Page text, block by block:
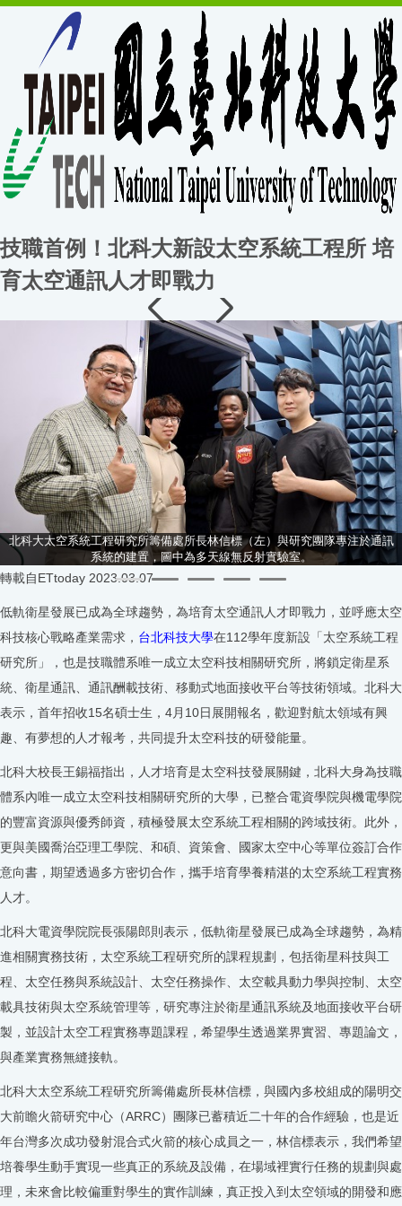
技職首例！北科大新設太空系統工程所 培
育太空通訊人才即戰力
北科大太空系統工程研究所籌備處所長林信標（左）與研究團隊專注於通訊
系統的建置，圖中為多天線無反射實驗室。
轉載自ETtoday 2023.03.07
低軌衛星發展已成為全球趨勢，為培育太空通訊人才即戰力，並呼應太空
科技核心戰略產業需求， 台北科技大學在112學年度新設「太空系統工程
研究所」，也是技職體系唯一成立太空科技相關研究所，將鎖定衛星系
統、衛星通訊、通訊酬載技術、移動式地面接收平台等技術領域。北科大
表示，首年招收15名碩士生，4月10日展開報名，歡迎對航太領域有興
趣、有夢想的人才報考，共同提升太空科技的研發能量。
北科大校長王錫福指出，人才培育是太空科技發展關鍵，北科大身為技職
體系內唯一成立太空科技相關研究所的大學，已整合電資學院與機電學院
的豐富資源與優秀師資，積極發展太空系統工程相關的跨域技術。此外，
更與美國喬治亞理工學院、和碩、資策會、國家太空中心等單位簽訂合作
意向書，期望透過多方密切合作，攜手培育學養精湛的太空系統工程實務
人才。
北科大電資學院院長張陽郎則表示，低軌衛星發展已成為全球趨勢，為精
進相關實務技術，太空系統工程研究所的課程規劃，包括衛星科技與工
程、太空任務與系統設計、太空任務操作、太空載具動力學與控制、太空
載具技術與太空系統管理等，研究專注於衛星通訊系統及地面接收平台研
製，並設計太空工程實務專題課程，希望學生透過業界實習、專題論文，
與產業實務無縫接軌。
北科大太空系統工程研究所籌備處所長林信標，與國內多校組成的陽明交
大前瞻火箭研究中心（ARRC）團隊已蓄積近二十年的合作經驗，也是近
年台灣多次成功發射混合式火箭的核心成員之一，林信標表示，我們希望
培養學生動手實現一些真正的系統及設備，在場域裡實行任務的規劃與處
理，未來會比較偏重對學生的實作訓練，真正投入到太空領域的開發和應